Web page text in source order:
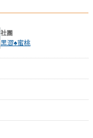
社團
黑澀♠蜜桃